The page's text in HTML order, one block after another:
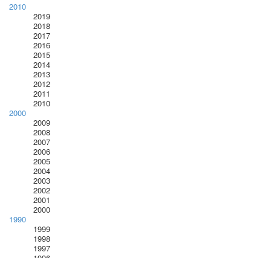
2010
2019
2018
2017
2016
2015
2014
2013
2012
2011
2010
2000
2009
2008
2007
2006
2005
2004
2003
2002
2001
2000
1990
1999
1998
1997